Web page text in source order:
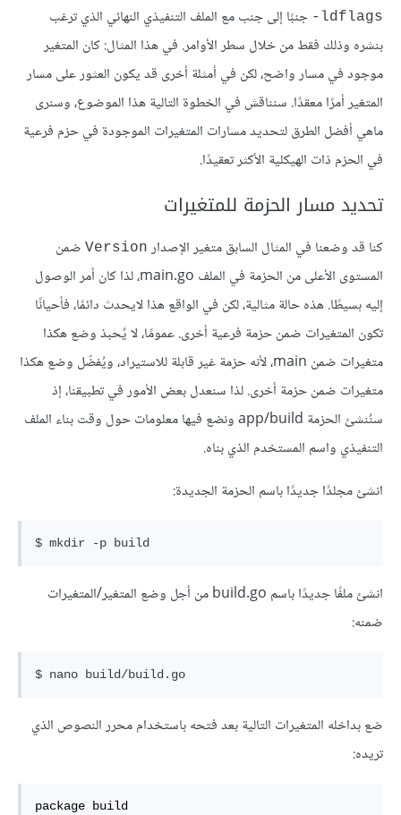
ldflags-
جنبًا إلى جنب مع الملف التنفيذي النهائي الذي ترغب
بنشره وذلك فقط من خلال سطر الأوامر. في هذا المثال: كان المتغير
موجود في مسار واضح، لكن في أمثلة أخرى قد يكون العثور على مسار
المتغير أمرًا معقدًا. سنناقش في الخطوة التالية هذا الموضوع، وسنرى
ماهي أفضل الطرق لتحديد مسارات المتغيرات الموجودة في حزم فرعية
في الحزم ذات الهيكلية الأكثر تعقيدًا.
تحديد مسار الحزمة للمتغيرات
كنا قد وضعنا في المثال السابق متغير الإصدار Version ضمن
المستوى الأعلى من الحزمة في الملف main.go، لذا كان أمر الوصول
إليه بسيطًا. هذه حالة مثالية، لكن في الواقع هذا لايحدث دائمًا، فأحيانًا
تكون المتغيرات ضمن حزمة فرعية أخرى. عمومًا، لا يُحبذ وضع هكذا
متغيرات ضمن main، لأنه حزمة غير قابلة للاستيراد، ويُفضّل وضع هكذا
متغيرات ضمن حزمة أخرى. لذا سنعدل بعض الأمور في تطبيقنا، إذ
سنُنشئ الحزمة app/build ونضع فيها معلومات حول وقت بناء الملف
التنفيذي واسم المستخدم الذي بناه.
انشئ مجلدًا جديدًا باسم الحزمة الجديدة:
انشئ ملفًا جديدًا باسم build.go من أجل وضع المتغير/المتغيرات
ضمنه:
ضع بداخله المتغيرات التالية بعد فتحه باستخدام محرر النصوص الذي
تريده:
package build